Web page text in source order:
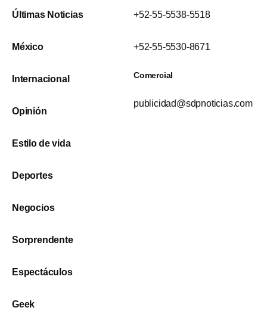
Últimas Noticias
México
Internacional
Opinión
Estilo de vida
Deportes
Negocios
Sorprendente
Espectáculos
Geek
+52-55-5538-5518
+52-55-5530-8671
Comercial
publicidad@sdpnoticias.com